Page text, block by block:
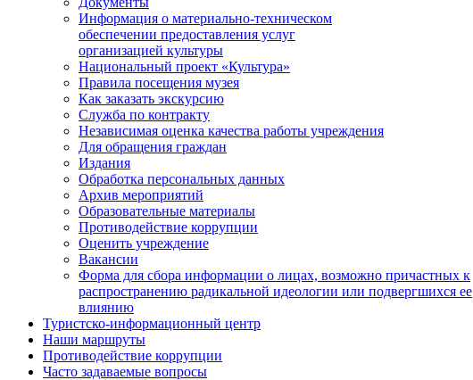
Информация о материально-техническом
обеспечении предоставления услуг
организацией культуры
Национальный проект «Культура»
Правила посещения музея
Как заказать экскурсию
Служба по контракту
Независимая оценка качества работы учреждения
Для обращения граждан
Издания
Обработка персональных данных
Архив мероприятий
Образовательные материалы
Противодействие коррупции
Оценить учреждение
Вакансии
Форма для сбора информации о лицах, возможно причастных к
распространению радикальной идеологии или подвергшихся ее
влиянию
Туристско-информационный центр
Наши маршруты
Противодействие коррупции
Часто задаваемые вопросы